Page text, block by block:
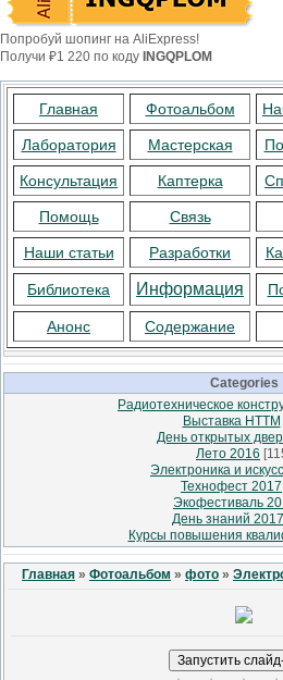
Попробуй шопинг на AliExpress!
Получи ₽1 220 по коду INGQPLOM
Главная Фотоальбом
Лаборатория Мастерская
Консультация Каптерка
Помощь Связь
Наши статьи Разработки
Библиотека Информация
Анонс Содержание
Categories
Радиотехническое
Выставка НТТМ
День открытых
Лето 2016
Электроника и
Технофест 2017
Экофестиваль
День знаний 2017
Курсы повышения
Главная » Фотоальбом » фото »